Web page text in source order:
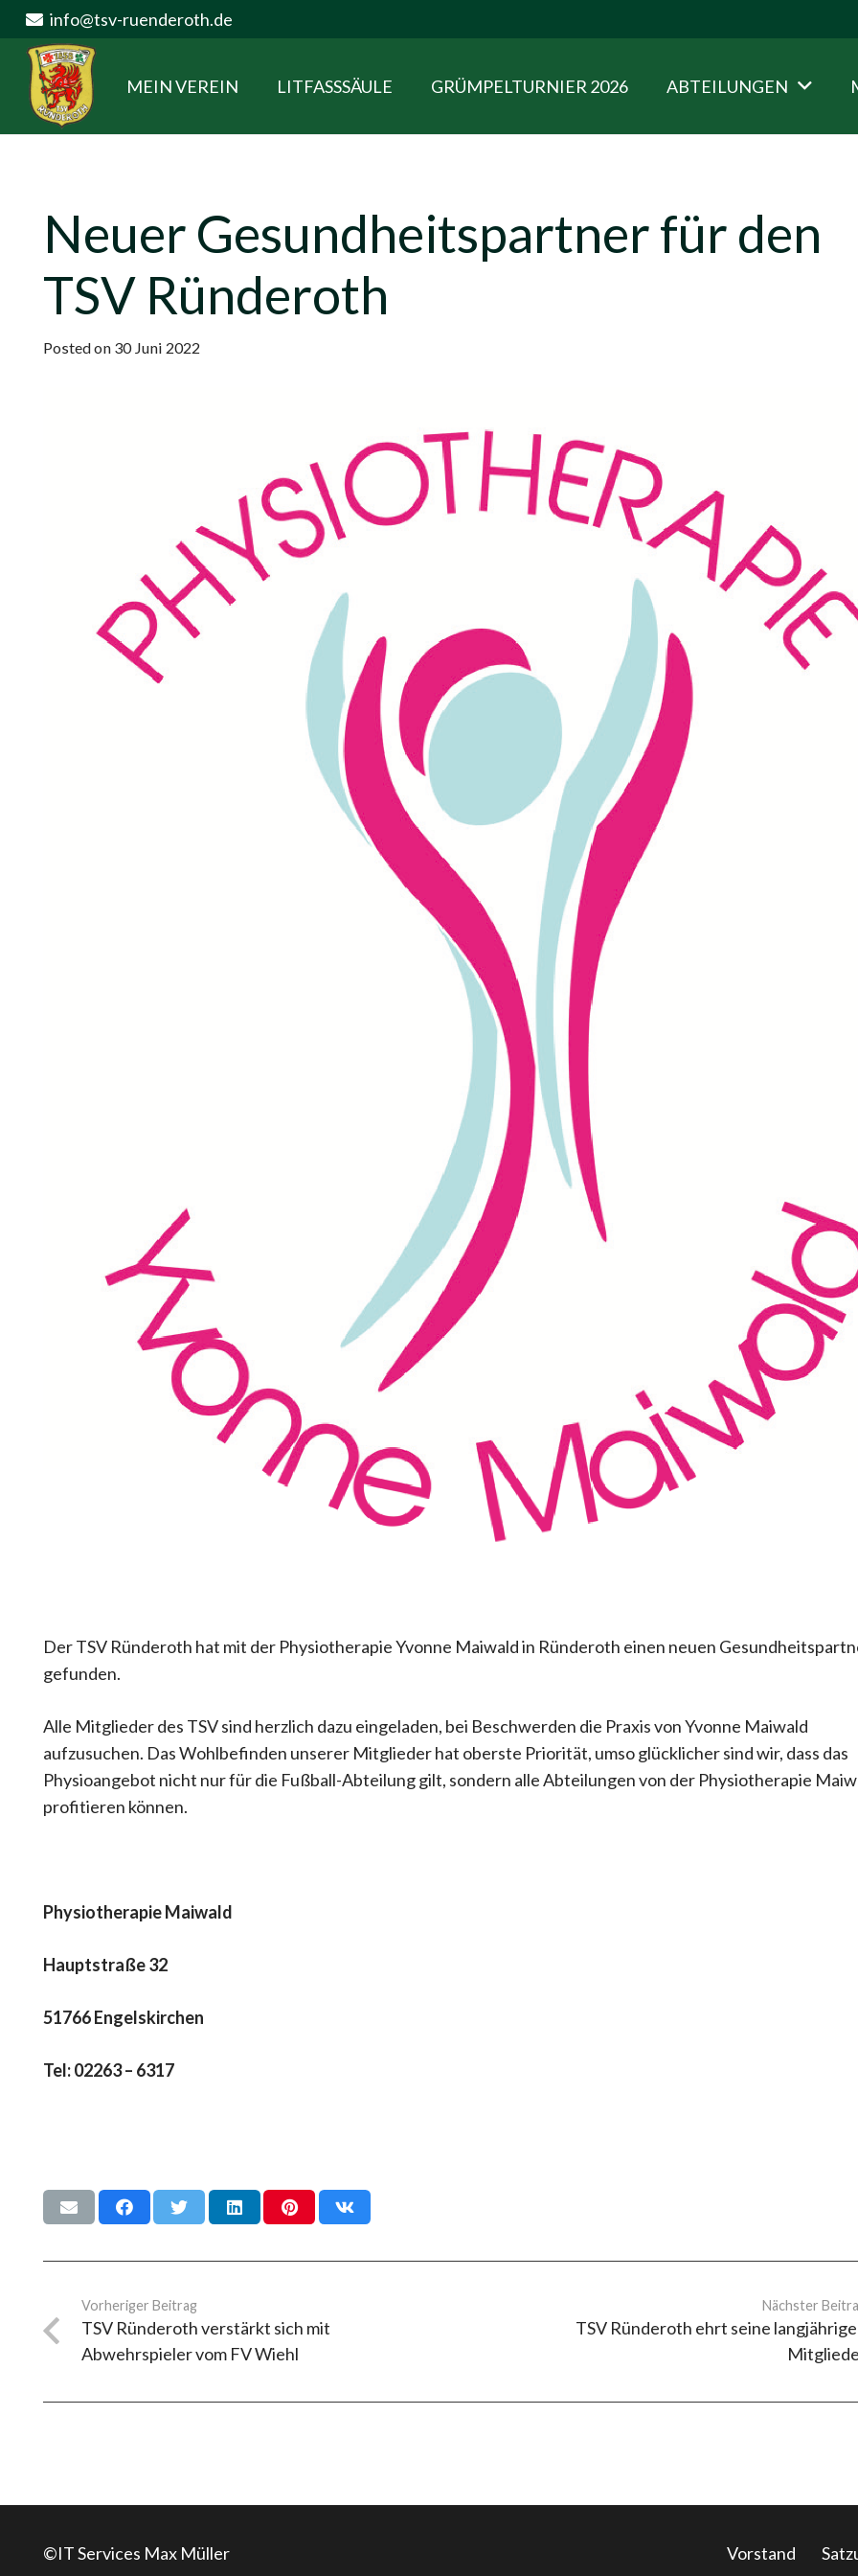
info@tsv-ruenderoth.de
MEIN VEREIN LITFASSSÄULE GRÜMPELTURNIER 2026 ABTEILUNGEN
Neuer Gesundheitspartner für den
TSV Ründeroth
Posted on 30 Juni 2022
Der TSV Ründeroth hat mit der Physiotherapie Yvonne Maiwald in Ründeroth einen neuen
gefunden.
Alle Mitglieder des TSV sind herzlich dazu eingeladen, bei Beschwerden die Praxis von Yvonne Maiwald
aufzusuchen. Das Wohlbefinden unserer Mitglieder hat oberste Priorität, umso glücklicher sind wir, dass das
Physioangebot nicht nur für die Fußball-Abteilung gilt, sondern alle Abteilungen von der Physiotherapie
profitieren können.
Physiotherapie Maiwald
Hauptstraße 32
51766 Engelskirchen
Tel: 02263 – 6317
Vorheriger Beitrag
TSV Ründeroth verstärkt sich mit
Abwehrspieler vom FV Wiehl
Nächster
TSV Ründeroth ehrt seine
©IT Services Max Müller Vorstand